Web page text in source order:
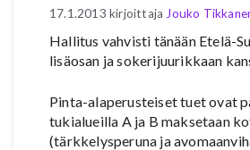
17.1.2013 kirjoittaja Jouko
Hallitus vahvisti tänään Etelä-
lisäosan ja sokerijuurikkaan
Pinta-alaperusteiset tuet ovat
tukialueilla A ja B maksetaan
(tärkkelysperuna ja